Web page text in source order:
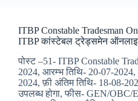
Result
2024
:
बिहार
पुलिस
BPSSC
ITBP Constable Tradesman
ITBP कांस्टेबल ट्रेड्समेन
पोस्ट –51- ITBP Constable
2024, आरम्भ तिथि- 20-07-2024,
2024, फ़ी अंतिम तिथि- 18-08-
उपलब्ध होगा, फीस- GEN/OBC/